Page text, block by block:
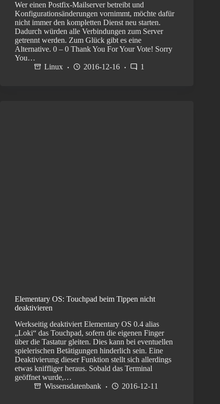
Wer einen Postfix-Mailserver betreibt und
Konfigurationsänderungen vornimmt, möchte dafür
nicht immer den kompletten Dienst neu starten.
Dadurch würden alle Verbindungen zum Server
getrennt werden. Zum Glück gibt es eine
Alternative. 0 – 0 Thank You For Your Vote! Sorry
You…
Linux
2016-12-16 1
Elementary OS: Touchpad beim Tippen nicht
deaktivieren
Werkseitig deaktiviert Elementary OS 0.4 alias
„Loki“ das Touchpad, sofern die eigenen Finger
über die Tastatur gleiten. Dies kann bei eventuellen
spielerischen Betätigungen hinderlich sein. Eine
Deaktivierung dieser Funktion stellt sich allerdings
etwas kniffliger heraus. Sobald das Terminal
geöffnet wurde,…
Wissensdatenbank
2016-12-11